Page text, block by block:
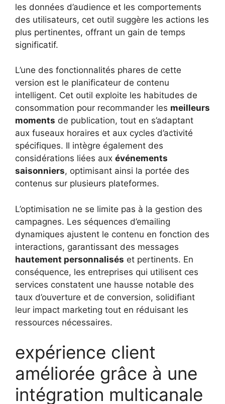
les données d’audience et les comportements
des utilisateurs, cet outil suggère les actions les
plus pertinentes, offrant un gain de temps
significatif.
L’une des fonctionnalités phares de cette
version est le planificateur de contenu
intelligent. Cet outil exploite les habitudes de
consommation pour recommander les meilleurs
moments de publication, tout en s’adaptant
aux fuseaux horaires et aux cycles d’activité
spécifiques. Il intègre également des
considérations liées aux événements
saisonniers, optimisant ainsi la portée des
contenus sur plusieurs plateformes.
L’optimisation ne se limite pas à la gestion des
campagnes. Les séquences d’emailing
dynamiques ajustent le contenu en fonction des
interactions, garantissant des messages
hautement personnalisés et pertinents. En
conséquence, les entreprises qui utilisent ces
services constatent une hausse notable des
taux d’ouverture et de conversion, solidifiant
leur impact marketing tout en réduisant les
ressources nécessaires.
expérience client
améliorée grâce à une
intégration multicanale